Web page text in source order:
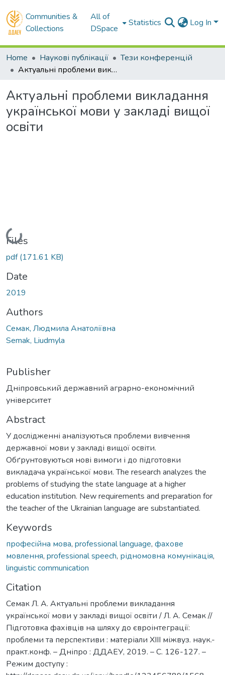
Communities &
Collections
All of
DSpace
Statistics Log In
Home Наукові публікації
Тези конференцій
Актуальні проблеми викладання української мови у закладі вищої освіти
Актуальні проблеми викладання
української мови у закладі вищої
освіти
Loading...
Files
pdf(171.61 KB)
Date
2019
Authors
Семак, Людмила Анатоліївна
Semak, Liudmyla
Publisher
Дніпровський державний аграрно-економічний
університет
Abstract
У дослідженні аналізуються проблеми вивчення
державної мови у закладі вищої освіти.
Обґрунтовуються нові вимоги і до підготовки
викладача української мови. The research analyzes the
problems of studying the state language at a higher
education institution. New requirements and preparation for
the teacher of the Ukrainian language are substantiated.
Keywords
професійна мова, professional language, фахове
мовлення, professional speech, рідномовна комунікація,
linguistic communication
Citation
Семак Л. А. Актуальні проблеми викладання
української мови у закладі вищої освіти / Л. А. Семак //
Підготовка фахівців на шляху до євроінтеграції:
проблеми та перспективи : матеріали ХІІІ міжвуз. наук.-
практ.конф. – Дніпро : ДДАЕУ, 2019. – С. 126-127. –
Режим доступу :